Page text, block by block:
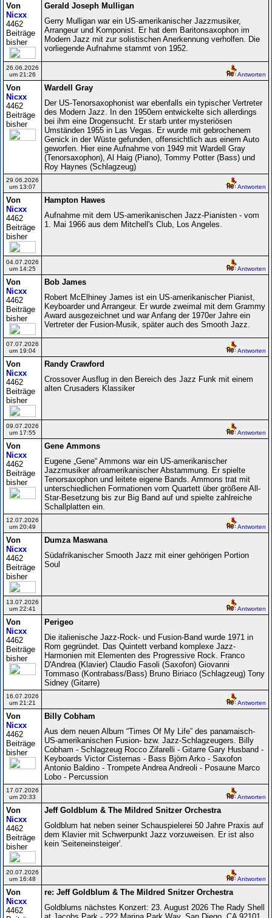
Von
Nicxx
4462
Beiträge
bisher
Gerald Joseph Mulligan
Gerry Mulligan war ein US-amerikanischer Jazzmusiker,
Arrangeur und Komponist. Er hat dem Baritonsaxophon im
Modern Jazz mit zur solistischen Anerkennung verholfen. Die
vorliegende Aufnahme stammt von 1952.
26.06.2026
um 21:26
Antworten
Von
Nicxx
4462
Beiträge
bisher
Wardell Gray
Der US-Tenorsaxophonist war ebenfalls ein typischer Vertreter
des Modern Jazz. In den 1950ern entwickelte sich allerdings
bei ihm eine Drogensucht. Er starb unter mysteriösen
Umständen 1955 in Las Vegas. Er wurde mit gebrochenem
Genick in der Wüste gefunden, offensichtlich aus einem Auto
geworfen. Hier eine Aufnahme von 1949 mit Wardell Gray
(Tenorsaxophon), Al Haig (Piano), Tommy Potter (Bass) und
Roy Haynes (Schlagzeug)
29.06.2026
um 13:07
Antworten
Von
Nicxx
4462
Beiträge
bisher
Hampton Hawes
Aufnahme mit dem US-amerikanischen Jazz-Pianisten - vom
1. Mai 1966 aus dem Mitchell's Club, Los Angeles.
04.07.2026
um 14:25
Antworten
Von
Nicxx
4462
Beiträge
bisher
Bob James
Robert McElhiney James ist ein US-amerikanischer Pianist,
Keyboarder und Arrangeur. Er wurde zweimal mit dem Grammy
Award ausgezeichnet und war Anfang der 1970er Jahre ein
Vertreter der Fusion-Musik, später auch des Smooth Jazz.
07.07.2026
um 19:04
Antworten
Von
Nicxx
4462
Beiträge
bisher
Randy Crawford
Crossover Ausflug in den Bereich des Jazz Funk mit einem
alten Crusaders Klassiker
09.07.2026
um 17:55
Antworten
Von
Nicxx
4462
Beiträge
bisher
Gene Ammons
Eugene „Gene“ Ammons war ein US-amerikanischer
Jazzmusiker afroamerikanischer Abstammung. Er spielte
Tenorsaxophon und leitete eigene Bands. Ammons trat mit
unterschiedlichen Formationen vom Quartett über größere All-
Star-Besetzung bis zur Big Band auf und spielte zahlreiche
Schallplatten ein.
12.07.2026
um 20:49
Antworten
Von
Nicxx
4462
Beiträge
bisher
Dumza Maswana
Südafrikanischer Smooth Jazz mit einer gehörigen Portion
Soul
13.07.2026
um 22:41
Antworten
Von
Nicxx
4462
Beiträge
bisher
Perigeo
Die italienische Jazz-Rock- und Fusion-Band wurde 1971 in
Rom gegründet. Das Quintett verband komplexe Jazz-
Harmonien mit Elementen des Progressive Rock. Franco
D'Andrea (Klavier) Claudio Fasoli (Saxofon) Giovanni
Tommaso (Kontrabass/Bass) Bruno Biriaco (Schlagzeug) Tony
Sidney (Gitarre)
16.07.2026
um 21:21
Antworten
Von
Nicxx
4462
Beiträge
bisher
Billy Cobham
Aus dem neuen Album “Times Of My Life” des panamaisch-
US-amerikanischen Fusion- bzw. Jazz-Schlagzeugers. Billy
Cobham - Schlagzeug Rocco Zifarelli - Gitarre Gary Husband -
Keyboards Victor Cisternas - Bass Björn Arko - Saxofon
Antonio Baldino - Trompete Andrea Andreoli - Posaune Marco
Lobo - Percussion
17.07.2026
um 20:33
Antworten
Von
Nicxx
4462
Beiträge
bisher
Jeff Goldblum & The Mildred Snitzer Orchestra
Goldblum hat neben seiner Schauspielerei 50 Jahre Praxis auf
dem Klavier mit Schwerpunkt Jazz vorzuweisen. Er ist also
kein 'Seiteneinsteiger'.
20.07.2026
um 16:48
Antworten
Von
Nicxx
4462
re: Jeff Goldblum & The Mildred Snitzer Orchestra
Goldblums nächstes Konzert: 23. August 2026 The Rady Shell